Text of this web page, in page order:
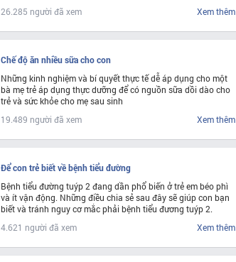
26.285 người đã xem
Xem thêm
Chế độ ăn nhiều sữa cho con
Những kinh nghiệm và bí quyết thực tế dễ áp dụng cho một
bà mẹ trẻ áp dụng thực dưỡng để có nguồn sữa dồi dào cho
trẻ và sức khỏe cho mẹ sau sinh
19.489 người đã xem
Xem thêm
Để con trẻ biết về bệnh tiểu đường
Bệnh tiểu đường tuýp 2 đang dần phổ biến ở trẻ em béo phì
và ít vận động. Những điều chia sẻ sau đây sẽ giúp con bạn
biết và tránh nguy cơ mắc phải bệnh tiểu đương tuýp 2.
4.621 người đã xem
Xem thêm